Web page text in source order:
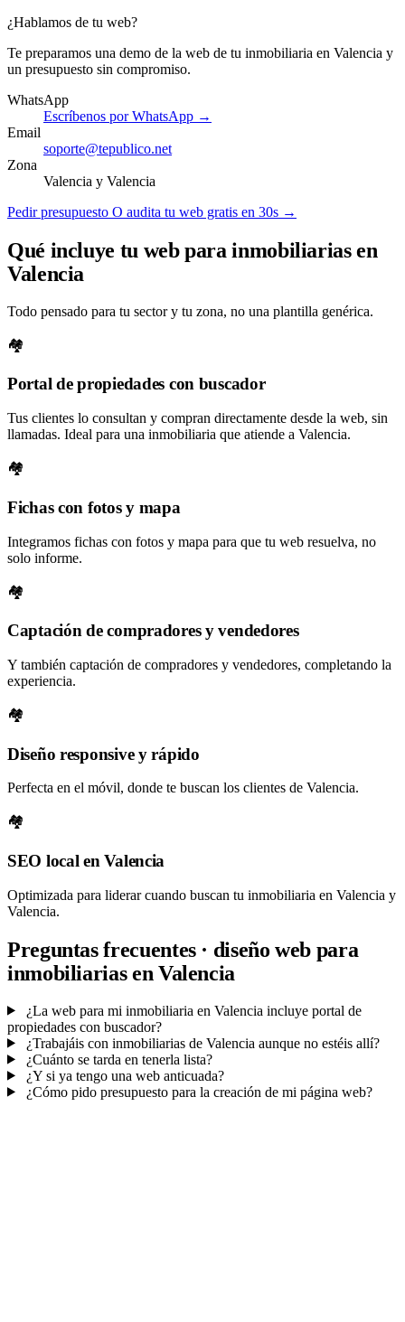
¿Hablamos de tu web?
Te preparamos una demo de la web de tu inmobiliaria en Valencia y
un presupuesto sin compromiso.
WhatsApp
Escríbenos por WhatsApp →
Email
soporte@tepublico.net
Zona
Valencia y Valencia
Pedir presupuesto O audita tu web gratis en 30s →
Qué incluye tu web para inmobiliarias en
Valencia
Todo pensado para tu sector y tu zona, no una plantilla genérica.
🏘️
Portal de propiedades con buscador
Tus clientes lo consultan y compran directamente desde la web, sin
llamadas. Ideal para una inmobiliaria que atiende a Valencia.
🏘️
Fichas con fotos y mapa
Integramos fichas con fotos y mapa para que tu web resuelva, no
solo informe.
🏘️
Captación de compradores y vendedores
Y también captación de compradores y vendedores, completando la
experiencia.
🏘️
Diseño responsive y rápido
Perfecta en el móvil, donde te buscan los clientes de Valencia.
🏘️
SEO local en Valencia
Optimizada para liderar cuando buscan tu inmobiliaria en Valencia y
Valencia.
Preguntas frecuentes · diseño web para
inmobiliarias en Valencia
¿La web para mi inmobiliaria en Valencia incluye portal de
propiedades con buscador?
¿Trabajáis con inmobiliarias de Valencia aunque no estéis allí?
¿Cuánto se tarda en tenerla lista?
¿Y si ya tengo una web anticuada?
¿Cómo pido presupuesto para la creación de mi página web?